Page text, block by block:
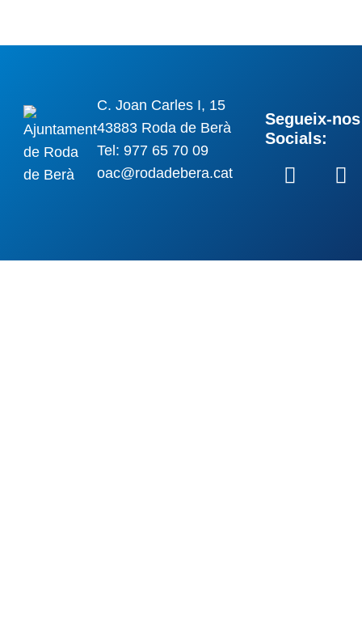
C. Joan Carles I, 15
43883 Roda de Berà
Tel: 977 65 70 09
oac@rodadebera.cat
Segueix-
Socials: